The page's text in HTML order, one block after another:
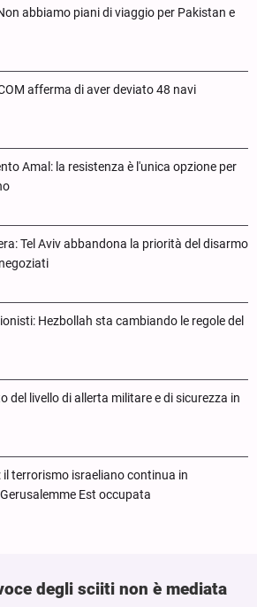
abbiamo piani di viaggio per Pakistan e
afferma di aver deviato 48 navi
Amal: la resistenza è l'unica opzione per
Tel Aviv abbandona la priorità del disarmo
Hezbollah sta cambiando le regole del
del livello di allerta militare e di sicurezza in
il terrorismo israeliano continua in
Est occupata
degli sciiti non è mediata